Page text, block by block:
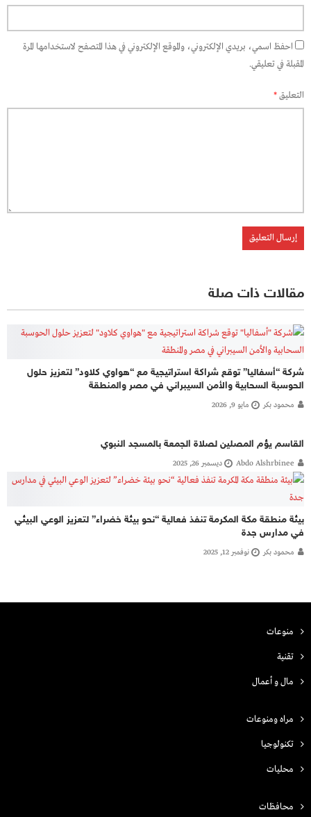
احفظ اسمي، بريدي الإلكتروني، والموقع الإلكتروني في هذا المتصفح لاستخدامها المرة
المقبلة في تعليقي.
التعليق*
مقالات ذات صلة
شركة “أسفاليا” توقع شراكة استراتيجية مع “هواوي كلاود” لتعزيز حلول
الحوسبة السحابية والأمن السيبراني في مصر والمنطقة
محمود بكر مايو 9, 2026
القاسم يؤم المصلين لصلاة الجمعة بالمسجد النبوي
Abdo Alshrbinee ديسمبر 26, 2025
بيئة منطقة مكة المكرمة تنفذ فعالية “نحو بيئة خضراء” لتعزيز الوعي البيئي
في مدارس جدة
محمود بكر نوفمبر 12, 2025
منوعات
تقنية
مال و أعمال
مراه ومنوعات
تكنولوجيا
محليات
محافظات